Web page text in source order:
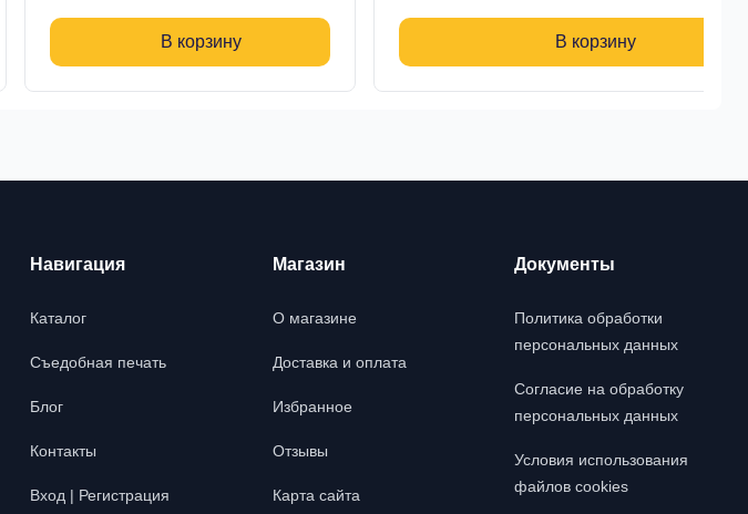
В корзину В корзину
Навигация
Каталог
Съедобная печать
Блог
Контакты
Вход | Регистрация
Магазин
О магазине
Доставка и оплата
Избранное
Отзывы
Карта сайта
Документы
Политика обработки
персональных данных
Согласие на обработку
персональных данных
Условия использования
файлов cookies